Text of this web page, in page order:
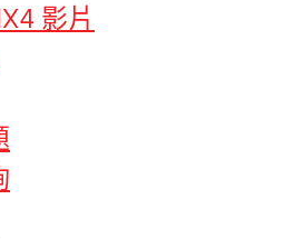
影片